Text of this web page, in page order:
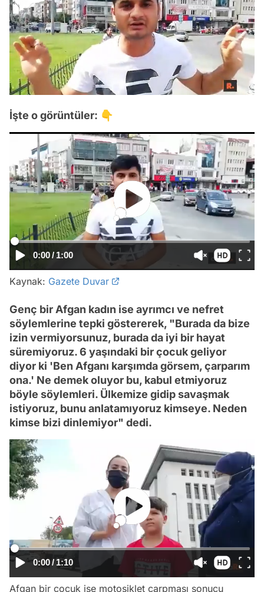
İşte o görüntüler: 👇
0:00/ 1:00
Kaynak: Gazete Duvar
Genç bir Afgan kadın ise ayrımcı ve nefret
söylemlerine tepki göstererek, "Burada da bize
izin vermiyorsunuz, burada da iyi bir hayat
süremiyoruz. 6 yaşındaki bir çocuk geliyor
diyor ki 'Ben Afganı karşımda görsem, çarparım
ona.' Ne demek oluyor bu, kabul etmiyoruz
böyle söylemleri. Ülkemize gidip savaşmak
istiyoruz, bunu anlatamıyoruz kimseye. Neden
kimse bizi dinlemiyor" dedi.
0:00/ 1:10
Afgan bir çocuk ise motosiklet çarpması sonucu